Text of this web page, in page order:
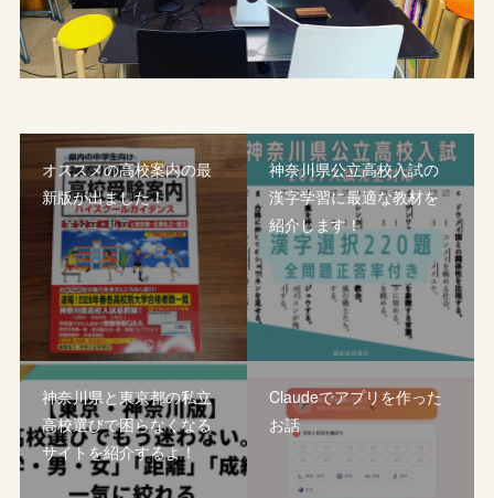
オススメの高校案内の最
新版が出ました！
神奈川県公立高校入試の
漢字学習に最適な教材を
紹介します！
神奈川県と東京都の私立
高校選びで困らなくなる
サイトを紹介するよ！
Claudeでアプリを作った
お話